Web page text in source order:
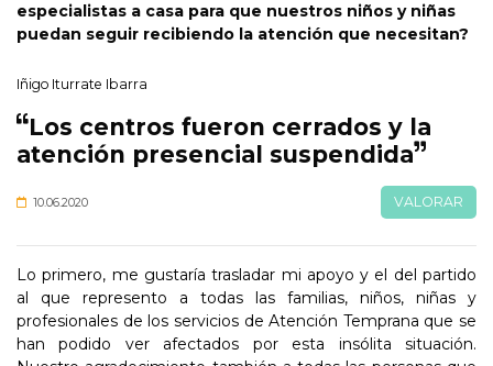
especialistas a casa para que nuestros niños y niñas
puedan seguir recibiendo la atención que necesitan?
Iñigo Iturrate Ibarra
Los centros fueron cerrados y la
atención presencial suspendida
10.06.2020 VALORAR
Lo primero, me gustaría trasladar mi apoyo y el del partido
al que represento a todas las familias, niños, niñas y
profesionales de los servicios de Atención Temprana que se
han podido ver afectados por esta insólita situación.